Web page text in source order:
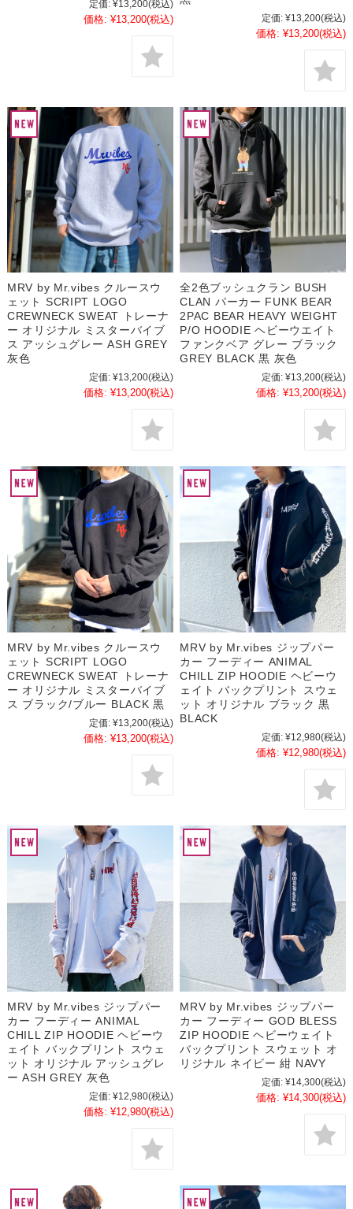
定価: ¥13,200(税込)
価格: ¥13,200(税込) 定価: ¥13,200(税込)
価格: ¥13,200(税込)
MRV by Mr.vibes クルースウ
ェット SCRIPT LOGO
CREWNECK SWEAT トレーナ
ー オリジナル ミスターバイブ
ス アッシュグレー ASH GREY
灰色
定価: ¥13,200(税込)
価格: ¥13,200(税込)
全2色ブッシュクラン BUSH
CLAN パーカー FUNK BEAR
2PAC BEAR HEAVY WEIGHT
P/O HOODIE ヘビーウエイト
ファンクベア グレー ブラック
GREY BLACK 黒 灰色
定価: ¥13,200(税込)
価格: ¥13,200(税込)
MRV by Mr.vibes クルースウ
ェット SCRIPT LOGO
CREWNECK SWEAT トレーナ
ー オリジナル ミスターバイブ
ス ブラック/ブルー BLACK 黒
定価: ¥13,200(税込)
価格: ¥13,200(税込)
MRV by Mr.vibes ジップパー
カー フーディー ANIMAL
CHILL ZIP HOODIE ヘビーウ
ェイト バックプリント スウェ
ット オリジナル ブラック 黒
BLACK
定価: ¥12,980(税込)
価格: ¥12,980(税込)
MRV by Mr.vibes ジップパー
カー フーディー ANIMAL
CHILL ZIP HOODIE ヘビーウ
ェイト バックプリント スウェ
ット オリジナル アッシュグレ
ー ASH GREY 灰色
定価: ¥12,980(税込)
価格: ¥12,980(税込)
MRV by Mr.vibes ジップパー
カー フーディー GOD BLESS
ZIP HOODIE ヘビーウェイト
バックプリント スウェット オ
リジナル ネイビー 紺 NAVY
定価: ¥14,300(税込)
価格: ¥14,300(税込)